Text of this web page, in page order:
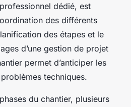
dédié, est
des différents
des étapes et le
d’une gestion de projet
permet d’anticiper les
techniques.
du chantier, plusieurs